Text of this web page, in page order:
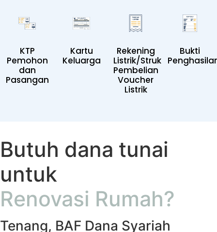
KTP
Pemohon
dan
Pasangan
Kartu
Keluarga
Rekening
Listrik/Struk
Pembelian
Voucher
Listrik
Bukti
Butuh dana tunai
untuk
Renovasi Rumah?
Tenang, BAF Dana Syariah